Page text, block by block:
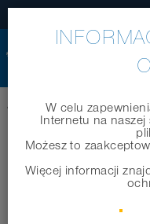
Home | Produkty | Węże
PROTAPE®
W celu
Internetu na
Możesz to
Więcej informacji